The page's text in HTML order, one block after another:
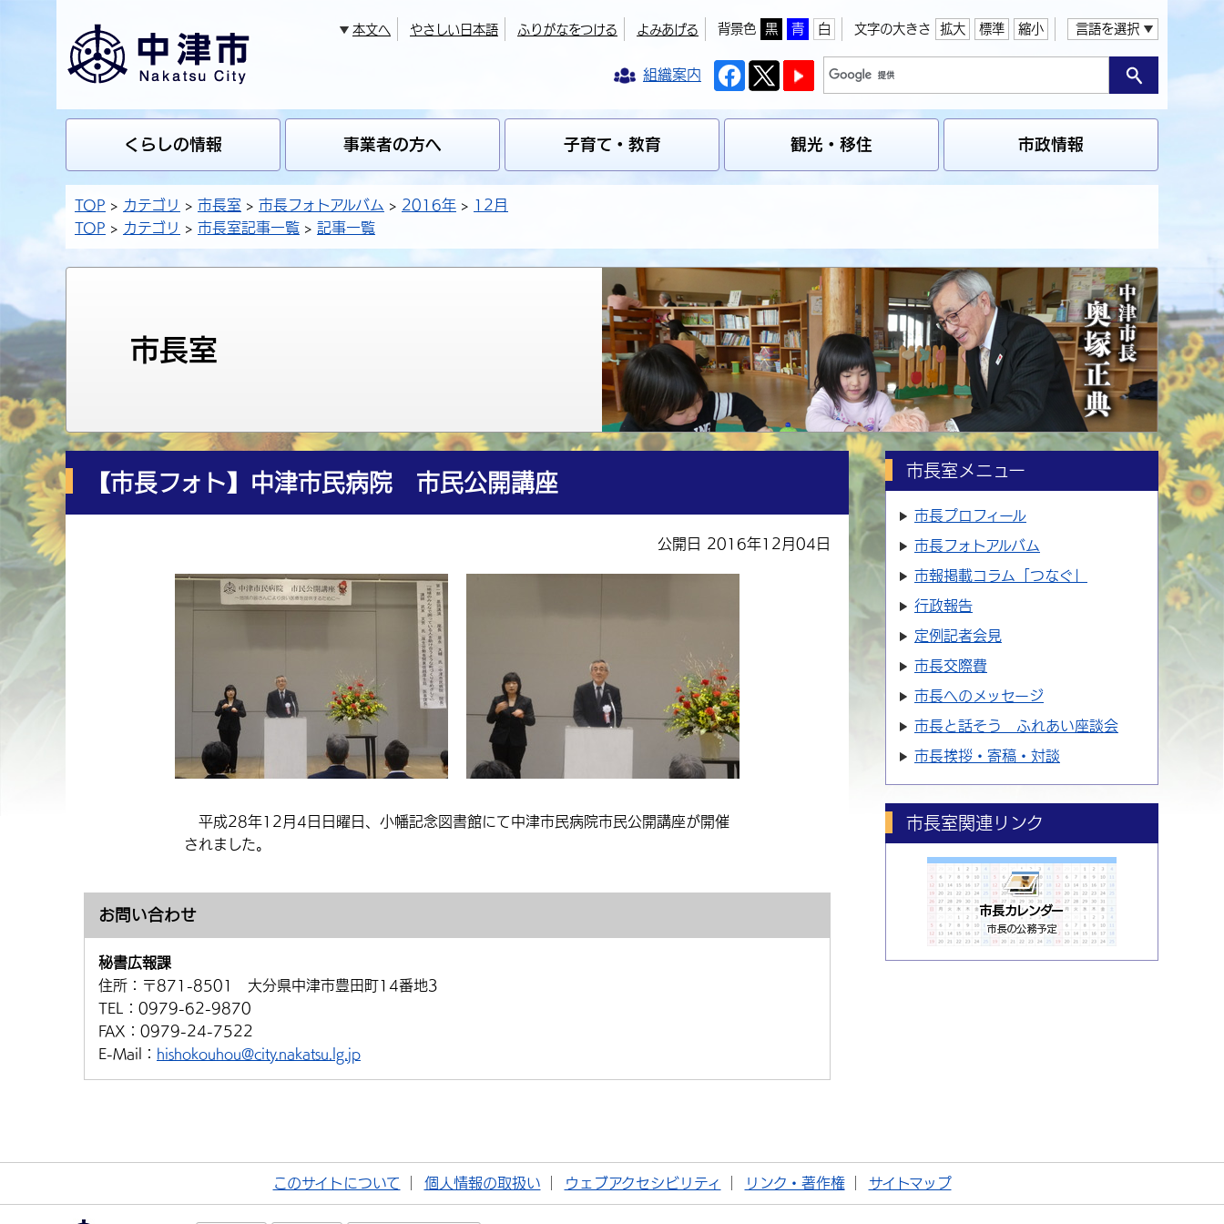
本文へ やさしい日本語 ふりがなをつける よみあげる 背景色 黒 青 白 文字の大きさ 拡大 標準 縮小 言語を選択
組織案内
くらしの情報 事業者の方へ 子育て・教育 観光・移住 市政情報
TOP カテゴリ 市長室 市長フォトアルバム 2016年
12月
TOP
カテゴリ 市長室記事一覧 記事一覧
市長室
【市長フォト】中津市民病院 市民公開講座
公開日 2016年12月04日
平成28年12月4日日曜日、小幡記念図書館にて中津市民病院市民公開講座が開催
されました。
お問い合わせ
秘書広報課
住所： 〒871-8501 大分県中津市豊田町14番地3
TEL： 0979-62-9870
FAX： 0979-24-7522
E-Mail： hishokouhou@city.nakatsu.lg.jp
市長室メニュー
市長プロフィール
市長フォトアルバム
市報掲載コラム「つなぐ」
行政報告
定例記者会見
市長交際費
市長へのメッセージ
市長と話そう ふれあい座談会
市長挨拶・寄稿・対談
市長室関連リンク
このサイトについて 個人情報の取扱い ウェブアクセシビリティ リンク・著作権 サイトマップ